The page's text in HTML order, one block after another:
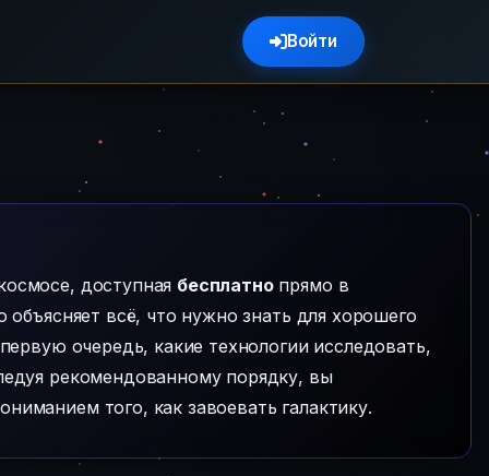
Войти
доступная бесплатнопрямо в
всё, что нужно знать для хорошего
очередь, какие технологии исследовать,
рекомендованному порядку, вы
того, как завоевать галактику.